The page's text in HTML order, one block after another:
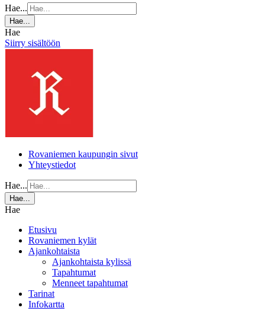
Hae...
Hae...
Hae
Siirry sisältöön
Rovaniemen kaupungin sivut
Yhteystiedot
Hae...
Hae...
Hae
Etusivu
Rovaniemen kylät
Ajankohtaista
Ajankohtaista kylissä
Tapahtumat
Menneet tapahtumat
Tarinat
Infokartta